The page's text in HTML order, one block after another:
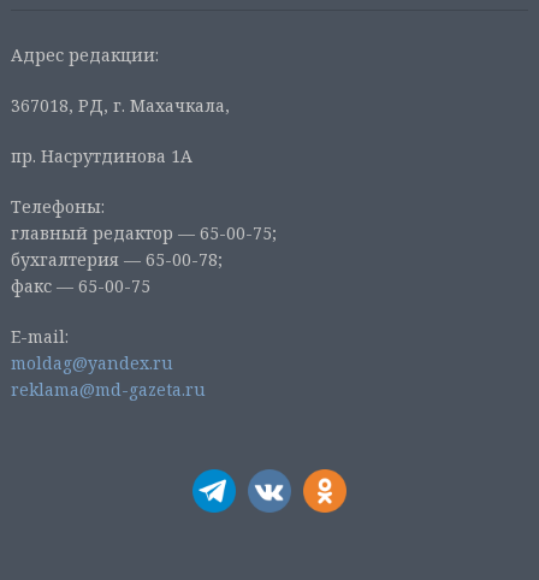
Адрес редакции:
367018, РД, г. Махачкала,
пр. Насрутдинова 1А
Телефоны:
главный редактор — 65-00-75;
бухгалтерия — 65-00-78;
факс — 65-00-75
E-mail:
moldag@yandex.ru
reklama@md-gazeta.ru